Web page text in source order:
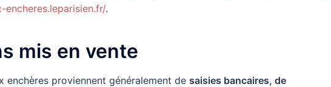
.
mis en vente
enchères proviennent généralement de saisies bancaires, de